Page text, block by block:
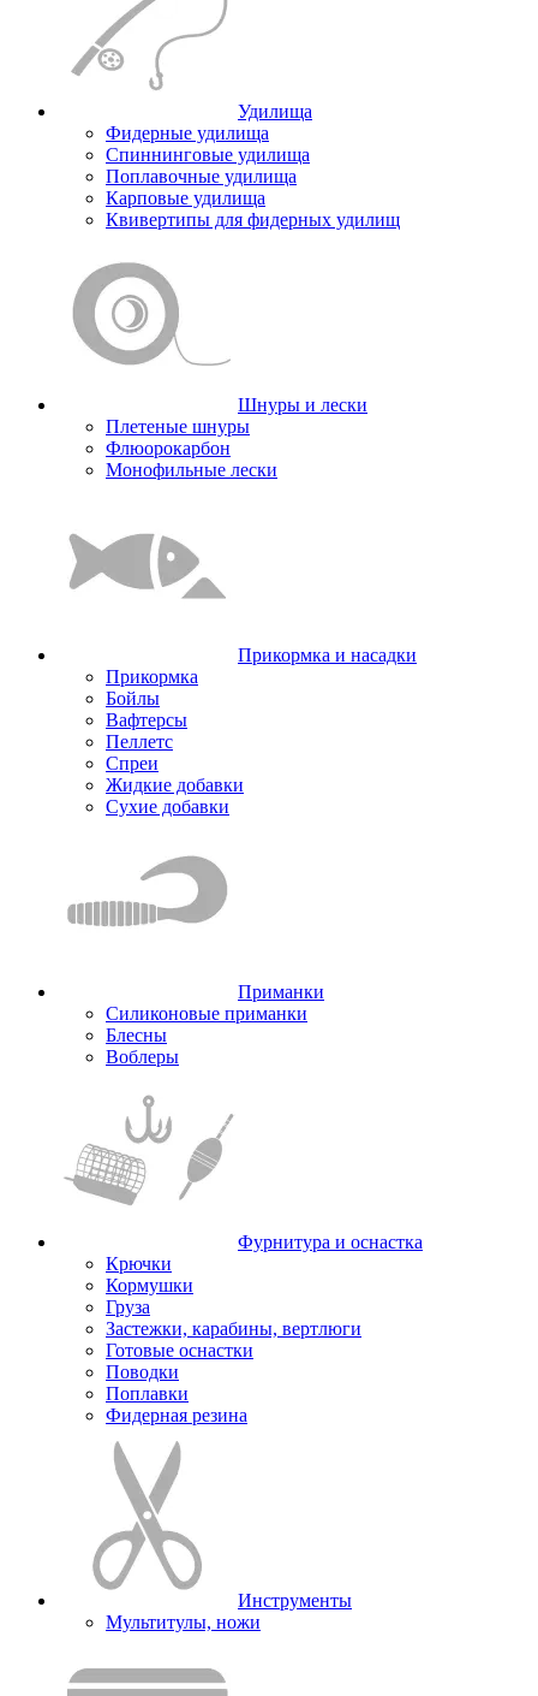
Удилища
Фидерные удилища
Спиннинговые удилища
Поплавочные удилища
Карповые удилища
Квивертипы для фидерных удилищ
Шнуры и лески
Плетеные шнуры
Флюорокарбон
Монофильные лески
Прикормка и насадки
Прикормка
Бойлы
Вафтерсы
Пеллетс
Спреи
Жидкие добавки
Сухие добавки
Приманки
Силиконовые приманки
Блесны
Воблеры
Фурнитура и оснастка
Крючки
Кормушки
Груза
Застежки, карабины, вертлюги
Готовые оснастки
Поводки
Поплавки
Фидерная резина
Инструменты
Мультитулы, ножи